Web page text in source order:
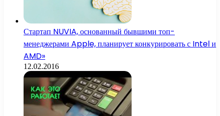
Стартап NUVIA, основанный бывшими топ-
менеджерами Apple, планирует конкурировать с Intel и
AMD»
12.02.2016